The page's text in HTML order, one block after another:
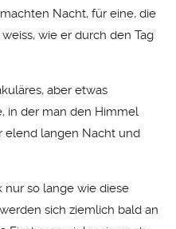
Nacht, für eine, die
wie er durch den Tag
aber etwas
in der man den Himmel
elend langen Nacht und
nur so lange wie diese
sich ziemlich bald an